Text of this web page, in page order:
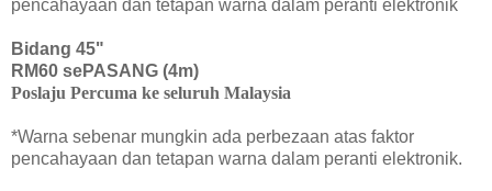
pencahayaan dan tetapan warna dalam peranti elektronik
Bidang 45"
RM60 sePASANG (4m)
Poslaju Percuma ke seluruh Malaysia
*Warna sebenar mungkin ada perbezaan atas faktor
pencahayaan dan tetapan warna dalam peranti elektronik.